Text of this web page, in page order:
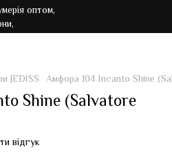
JEDISS Амфора 104 Incanto Shine
Shine (Salvatore
відгук